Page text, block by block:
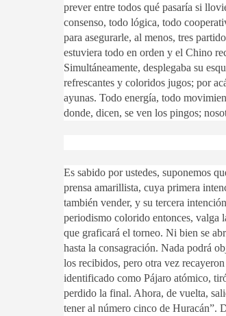
prever entre todos qué pasaría si
consenso, todo lógica, todo
para asegurarle, al menos, tres
estuviera todo en orden y el Chino
Simultáneamente, desplegaba su
refrescantes y coloridos jugos; por
ayunas. Todo energía, todo
donde, dicen, se ven los pingos;
Es sabido por ustedes, suponemos
prensa amarillista, cuya primera
también vender, y su tercera
periodismo colorido entonces, valga
que graficará el torneo. Ni bien se
hasta la consagración. Nada podrá
los recibidos, pero otra vez
identificado como Pájaro atómico,
perdido la final. Ahora, de vuelta,
tener al número cinco de Huracán”.